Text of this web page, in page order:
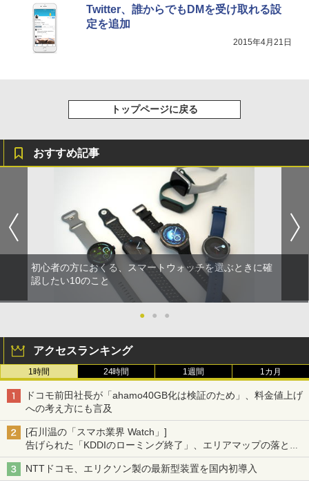
Twitter、誰からでもDMを受け取れる設
定を追加
2015年4月21日
トップページに戻る
おすすめ記事
初心者の方におくる、スマートウォッチを選ぶときに確
認したい10のこと
● ● ●
アクセスランキング
1時間 24時間 1週間 1カ月
ドコモ前田社長が「ahamo40GB化は検証のため」、料金値上げ
への考え方にも言及
[石川温の「スマホ業界 Watch」]
告げられた「KDDIのローミング終了」、エリアマップの落とし
穴と楽天モバイルの課題
NTTドコモ、エリクソン製の最新型装置を国内初導入